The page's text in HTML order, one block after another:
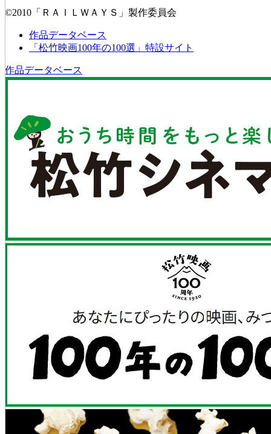
©2010「ＲＡＩＬＷＡＹＳ」製作委員会
作品データベース
「松竹映画100年の100選」特設サイト
作品データベース